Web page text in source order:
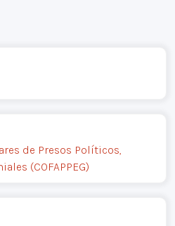
de Presos Políticos,
(COFAPPEG)